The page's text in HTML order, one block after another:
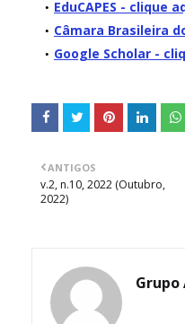
EduCAPES - clique
Câmara Brasileira
Google Scholar -
ANTIGOS
v.2, n.10, 2022 (Outubro,
2022)
Grupo